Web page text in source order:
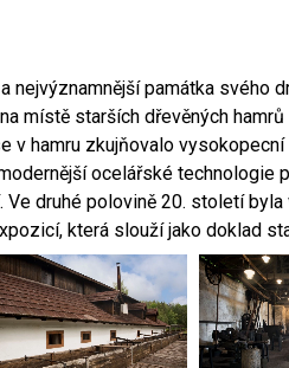
nejvýznamnější památka svého
místě starších dřevěných
v hamru zkujňovalo
ocelářské technologie
Ve druhé polovině 20. století
která slouží jako doklad